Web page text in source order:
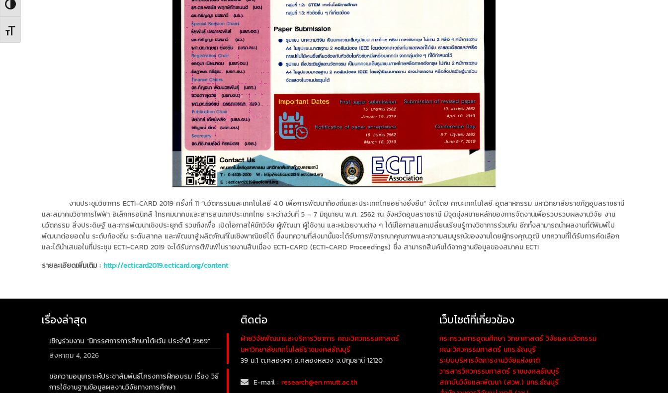
Toggle High Contrast
Toggle Font size
งานประชุมวิชาการ ECTI-CARD 2019 ครั้งที่ 11 “นวัตกรรมและเทคโนโลยี 4.0 เพื่อการพัฒนาท้องถิ่นและประเทศไทยอย่างยั่งยืน” จัดโดย คณะเทคโนโลยี อุตสาหกรรม มหาวิทยาลัยราชภัฏอุบลราชธานี
และสมาคมวิชาการไฟฟ้า อิเล็กทรอนิกส์ โทรคมนาคมและสารสนเทศประเทศไทย ระหว่างวันที่ 5 – 7 มิถุนายน พ.ศ. 2562 ณ จังหวัดอุบลราชธานี มีจุดมุ่งหมายหลักของการจัดงานเพื่อรวบรวบผลงานวิจัย งาน
นวัตกรรม สิ่งประดิษฐ์ และการพัฒนาเชิงประยุกต์ รวมถึงเพื่อ เปิดโอกาสให้นักวิจัย ผู้พัฒนา ผู้ใช้งาน และหน่วยงานต่าง ๆ ได้มีโอกาสแลกเปลี่ยนเรียนรู้ทางวิชาการร่วมกัน อีกทั้งสามารถนำผลงานที่ตีพิมพ์ไป
พัฒนาต่อยอดใน ระดับท้องถิ่น ระดับสากล และพัฒนาสู่ผลิตภัณฑ์ในเชิงพาณิชย์ได้ ซึ่งบทความที่ส่งมานั้นจะได้รับการพิจารณาคุณภาพและความสมบูรณ์ของงานโดยผู้ทรงคุณวุฒิ บทความที่ได้รับการคัดเลือก
และได้นำเสนอในที่ประชุม ECTI-CARD 2019 จะได้รับการตีพิมพ์ในรายงานสืบเนื่อง ECTI-CARD (ECTI-CARD Proceedings) ซึ่ง สามารถสืบค้นได้จากฐานข้อมูลของสมาคม ECTI
รายละเอียดเพิ่มเติม : http://ecticard2019.ecticard.org/content
เรื่องล่าสุด
เชิญร่วมงาน “นิทรรศการการศึกษาไต้หวัน ประจำปี 2569”
สิงหาคม 4, 2026
ขอความอนุเคราะห์ประชาสัมพันธ์โครงการฝึกอบรม เรื่อง วิธี
การใช้งานฐานข้อมูลผลงานวิจัยทางการศึกษา
ติดต่อ
ฝ่ายวิจัยพัฒนาและบริการวิชาการ คณะวิศวกรรมศาสตร์
มหาวิทยาลัยเทคโนโลยีราชมงคลธัญบุรี
39 ม.1 ต.คลองหก อ.คลองหลวง จ.ปทุมธานี 12120
E-mail : research@en.rmutt.ac.th
เว็บไซต์ที่เกี่ยวข้อง
กระทรวงการอุดมศึกษา วิทยาศาสตร์ วิจัยและนวัตกรรม
คณะวิศวกรรมศาสตร์ มทร.ธัญบุรี
ระบบบริหารจัดการงานวิจัยแห่งชาติ
วารสารวิศวกรรมศาสตร์ ราชมงคลธัญบุรี
สถาบันวิจัยและพัฒนา (สวพ.) มทร.ธัญบุรี